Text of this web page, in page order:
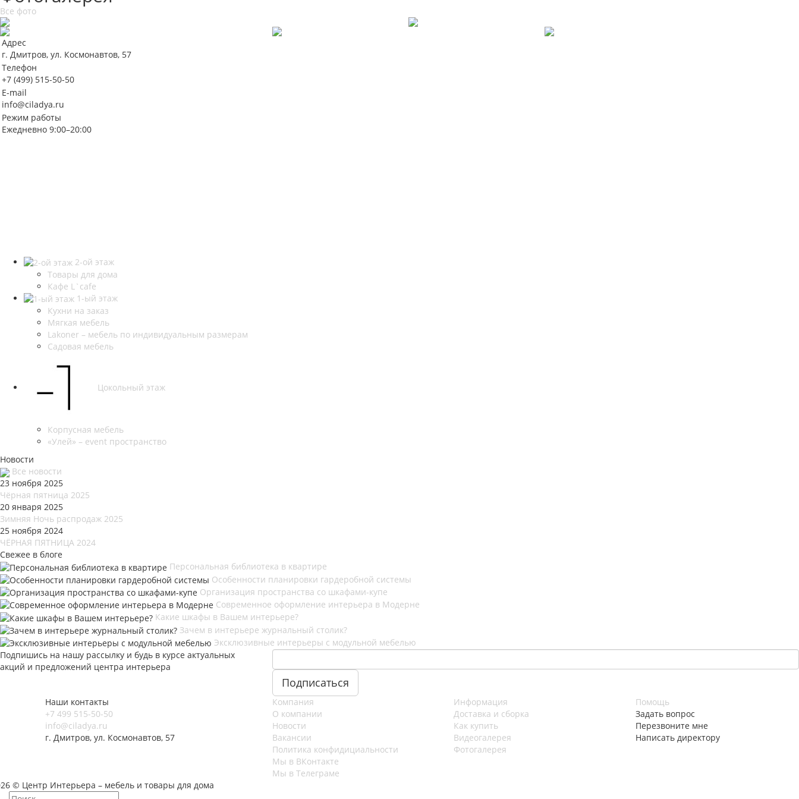
Все фото
Адрес
г. Дмитров, ул. Космонавтов, 57
Телефон
+7 (499) 515-50-50
E-mail
info@ciladya.ru
Режим работы
Ежедневно 9:00–20:00
2-ой этаж
Товары для дома
Кафе L`cafe
1-ый этаж
Кухни на заказ
Мягкая мебель
Lakoner – мебель по индивидуальным размерам
Садовая мебель
Цокольный этаж
Корпусная мебель
«Улей» – event пространство
Новости
Все новости
23 ноября 2025
Чёрная пятница 2025
20 января 2025
Зимняя Ночь распродаж 2025
25 ноября 2024
ЧЁРНАЯ ПЯТНИЦА 2024
Свежее в блоге
Персональная библиотека в квартире
Особенности планировки гардеробной системы
Организация пространства со шкафами-купе
Современное оформление интерьера в Модерне
Какие шкафы в Вашем интерьере?
Зачем в интерьере журнальный столик?
Эксклюзивные интерьеры с модульной мебелью
Подпишись на нашу рассылку и будь в курсе актуальных
акций и предложений центра интерьера
Компания
О компании
Новости
Вакансии
Политика конфидициальности
Мы в ВКонтакте
Мы в Телеграме
Информация
Доставка и сборка
Как купить
Видеогалерея
Фотогалерея
Помощь
Задать вопрос
Перезвоните мне
Написать директору
Наши контакты
+7 499 515-50-50
info@ciladya.ru
г. Дмитров, ул. Космонавтов, 57
© Центр Интерьера – мебель и товары для дома